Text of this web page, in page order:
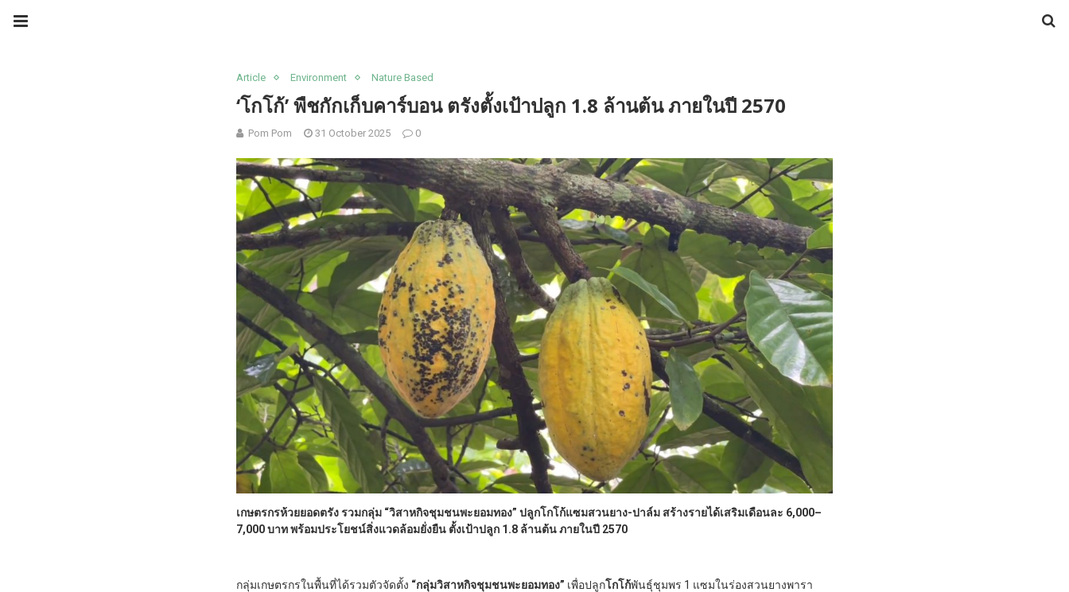
Article Environment Nature Based
‘โกโก้’ พืชกักเก็บคาร์บอน ตรังตั้งเป้าปลูก 1.8 ล้านต้น ภายในปี 2570
Pom Pom 31 October 2025 0
เกษตรกรห้วยยอดตรัง รวมกลุ่ม “วิสาหกิจชุมชนพะยอมทอง” ปลูกโกโก้แซมสวนยาง-ปาล์ม สร้างรายได้เสริมเดือนละ 6,000–
7,000 บาท พร้อมประโยชน์สิ่งแวดล้อมยั่งยืน ตั้งเป้าปลูก 1.8 ล้านต้น ภายในปี 2570
กลุ่มเกษตรกรในพื้นที่ได้รวมตัวจัดตั้ง “กลุ่มวิสาหกิจชุมชนพะยอมทอง” เพื่อปลูกโกโก้พันธุ์ชุมพร 1 แซมในร่องสวนยางพารา